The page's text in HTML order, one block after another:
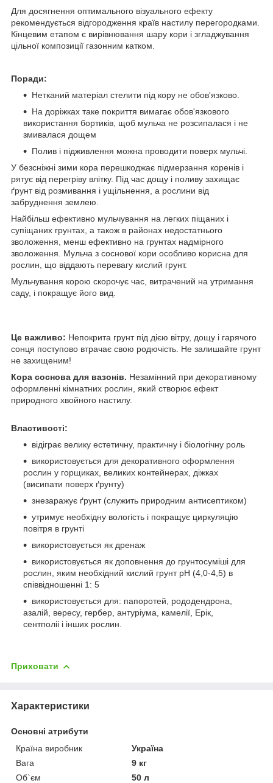
Для досягнення оптимального візуального ефекту
рекомендується відгородження країв настилу перегородками.
Кінцевим етапом є вирівнювання шару кори і згладжування
цільної композиції газонним катком.
Поради:
Нетканий матеріал стелити під кору не обов'язково.
На доріжках таке покриття вимагає обов'язкового
використання бортиків, щоб мульча не розсипалася і не
змивалася дощем
Полив і підживлення можна проводити поверх мульчі.
У безсніжні зими кора перешкоджає підмерзання коренів і
рятує від перегріву влітку. Під час дощу і поливу захищає
ґрунт від розмивання і ущільнення, а рослини від
забруднення землею.
Найбільш ефективно мульчування на легких піщаних і
супіщаних грунтах, а також в районах недостатнього
зволоження, менш ефективно на грунтах надмірного
зволоження. Мульча з соснової кори особливо корисна для
рослин, що віддають перевагу кислий грунт.
Мульчування корою скорочує час, витрачений на утримання
саду, і покращує його вид.
Це важливо: Непокрита грунт під дією вітру, дощу і гарячого
сонця поступово втрачає свою родючість. Не залишайте грунт
не захищеним!
Кора соснова для вазонів. Незамінний при декоративному
оформленні кімнатних рослин, який створює ефект
природного хвойного настилу.
Властивості:
відіграє велику естетичну, практичну і біологічну роль
використовується для декоративного оформлення
рослин у горщиках, великих контейнерах, діжках
(висипати поверх ґрунту)
знезаражує ґрунт (служить природним антисептиком)
утримує необхідну вологість і покращує циркуляцію
повітря в грунті
використовується як дренаж
використовується як доповнення до грунтосуміші для
рослин, яким необхідний кислий грунт рН (4,0-4,5) в
співвідношенні 1: 5
використовується для: папоротей, рододендрона,
азалій, вересу, гербер, антуріума, камелії, Ерік,
сентполіі і інших рослин.
Приховати
Характеристики
Основні атрибути
Країна виробник
Україна
Вага
9 кг
Об`єм
50 л